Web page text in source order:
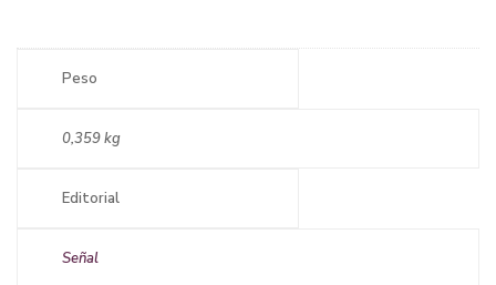
Peso
0,359 kg
Editorial
Señal